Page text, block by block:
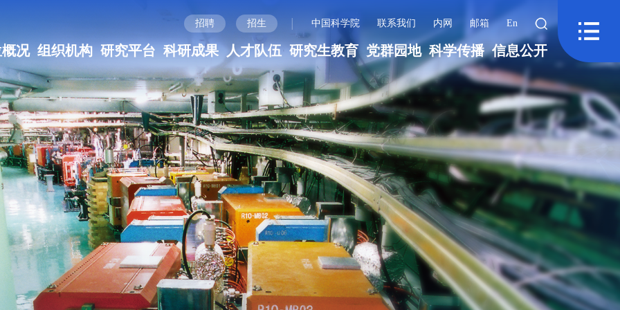
招聘 招生 | 中国科学院 联系我们 内网 邮箱 En
况 组织机构 研究平台 科研成果 人才队伍 研究生教育 党群园地 科学传播 信息公开